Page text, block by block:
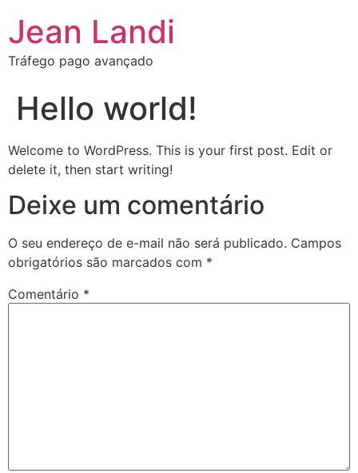
Jean Landi
Tráfego pago avançado
Hello world!
Welcome to WordPress. This is your first post. Edit or
delete it, then start writing!
Deixe um comentário
O seu endereço de e-mail não será publicado. Campos
obrigatórios são marcados com *
Comentário *